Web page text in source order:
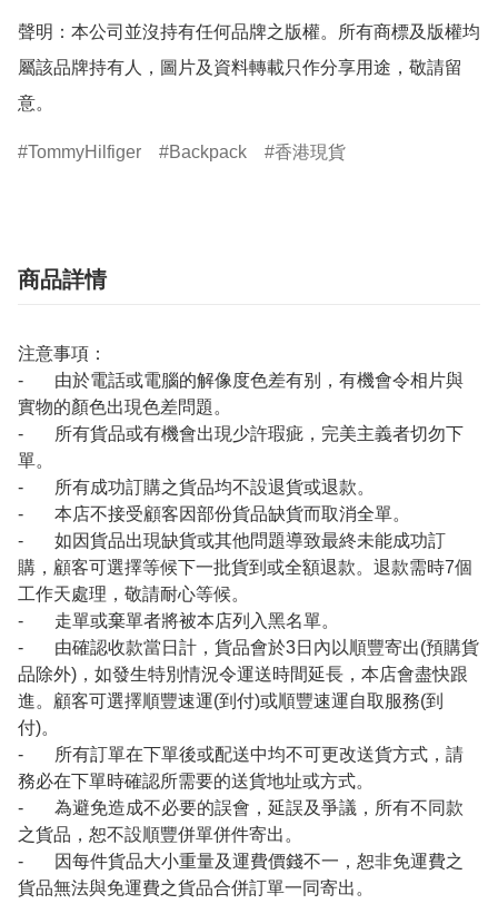
聲明：本公司並沒持有任何品牌之版權。所有商標及版權均
屬該品牌持有人，圖片及資料轉載只作分享用途，敬請留
意。
TommyHilfiger Backpack 香港現貨
商品詳情
注意事項：
- 由於電話或電腦的解像度色差有别，有機會令相片與
實物的顏色出現色差問題。
- 所有貨品或有機會出現少許瑕疵，完美主義者切勿下
單。
- 所有成功訂購之貨品均不設退貨或退款。
- 本店不接受顧客因部份貨品缺貨而取消全單。
- 如因貨品出現缺貨或其他問題導致最終未能成功訂
購，顧客可選擇等候下一批貨到或全額退款。退款需時7個
工作天處理，敬請耐心等候。
- 走單或棄單者將被本店列入黑名單。
- 由確認收款當日計，貨品會於3日內以順豐寄出(預購貨
品除外)，如發生特別情況令運送時間延長，本店會盡快跟
進。顧客可選擇順豐速運(到付)或順豐速運自取服務(到
付)。
- 所有訂單在下單後或配送中均不可更改送貨方式，請
務必在下單時確認所需要的送貨地址或方式。
- 為避免造成不必要的誤會，延誤及爭議，所有不同款
之貨品，恕不設順豐併單併件寄出。
- 因每件貨品大小重量及運費價錢不一，恕非免運費之
貨品無法與免運費之貨品合併訂單一同寄出。